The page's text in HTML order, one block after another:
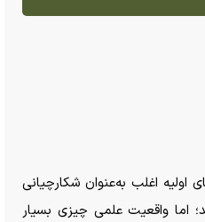
اولیه اغلب به‌عنوان شکارچیانی
اما واقعیت علمی چیزی بسیار